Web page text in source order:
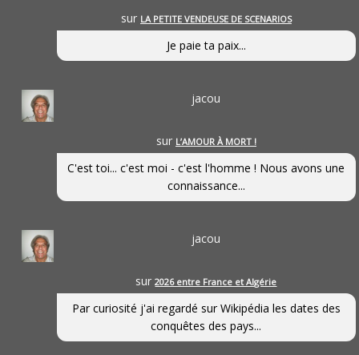
sur LA PETITE VENDEUSE DE SCENARIOS
Je paie ta paix...
jacou
sur L’AMOUR À MORT !
C'est toi... c'est moi - c'est l'homme ! Nous avons une
connaissance...
jacou
sur2026 entre France et Algérie
Par curiosité j'ai regardé sur Wikipédia les dates des
conquêtes des pays...